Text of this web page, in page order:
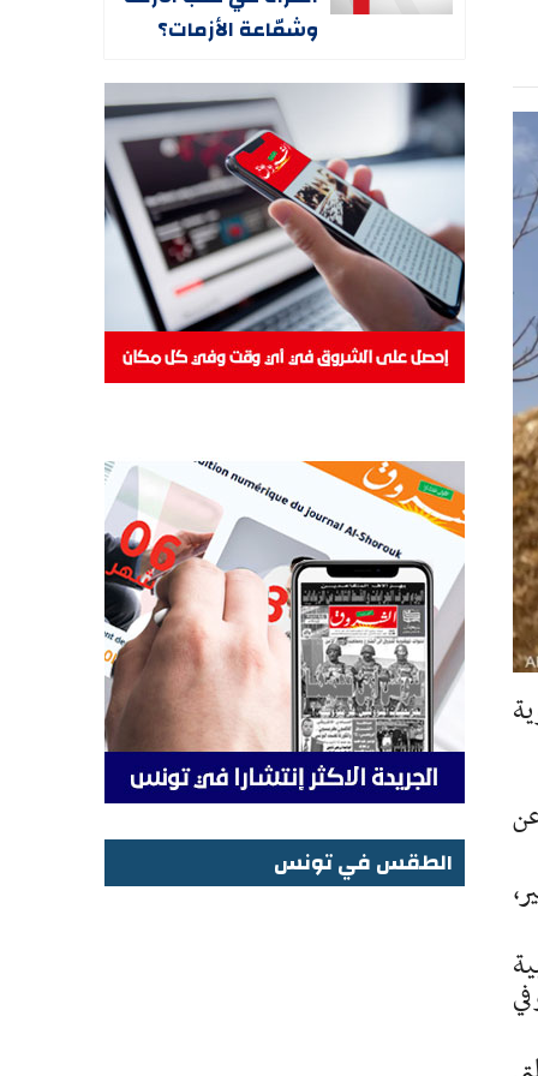
وشمّاعة الأزمات؟
الطقس في تونس